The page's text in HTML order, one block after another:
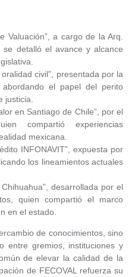
Valuación”, a cargo de la Arq.
se detalló el avance y alcance
civil”, presentada por la
el papel del perito
justicia.
en Santiago de Chile”, por el
compartió experiencias
mexicana.
INFONAVIT”, expuesta por
los lineamientos actuales
desarrollada por el
quien compartió el marco
en el estado.
de conocimientos, sino
entre gremios, instituciones y
de elevar la calidad de la
de FECOVAL refuerza su